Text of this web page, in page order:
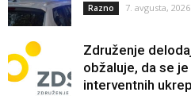
Razno 7. avgusta, 2026
Združenje
obžaluje, da se
interventnih